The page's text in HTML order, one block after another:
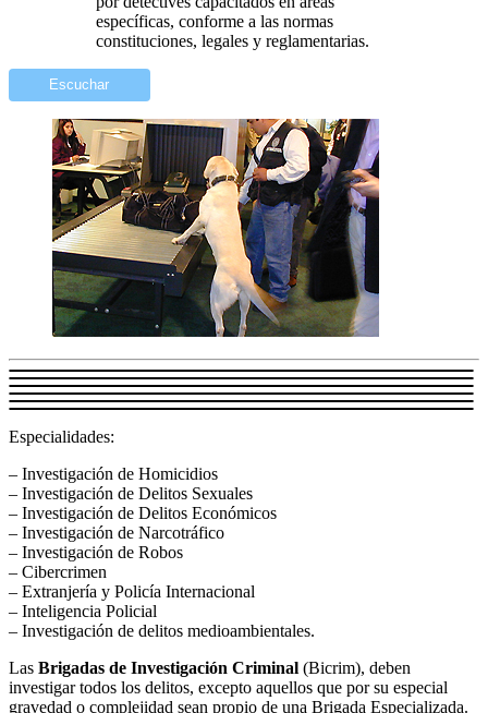
específicas, conforme a las normas
constituciones, legales y reglamentarias.
Escuchar
Especialidades:
– Investigación de Homicidios
– Investigación de Delitos Sexuales
– Investigación de Delitos Económicos
– Investigación de Narcotráfico
– Investigación de Robos
– Cibercrimen
– Extranjería y Policía Internacional
– Inteligencia Policial
– Investigación de delitos medioambientales.
Las Brigadas de Investigación Criminal (Bicrim), deben
investigar todos los delitos, excepto aquellos que por su especial
gravedad o complejidad sean propio de una Brigada Especializada.